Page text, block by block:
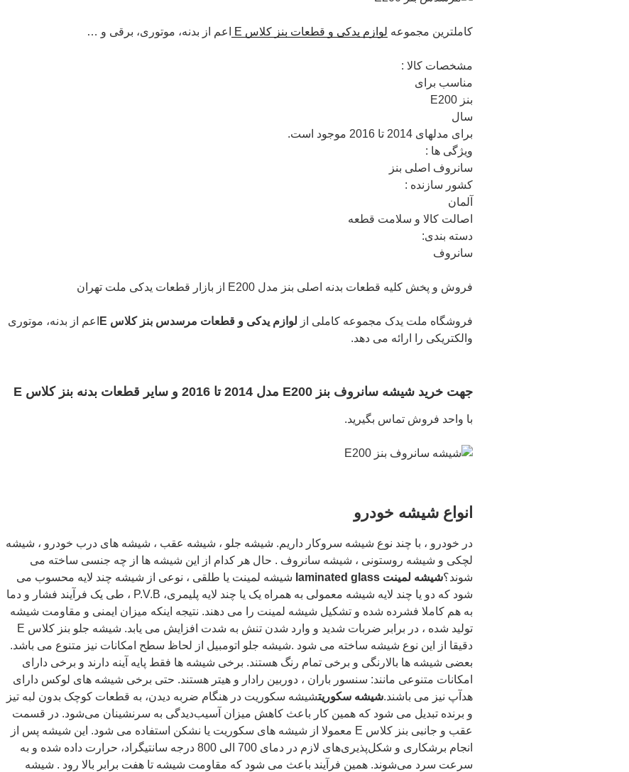
کاملترین مجموعه لوازم یدکی و قطعات بنز کلاس E اعم از بدنه، موتوری، برقی و …
مشخصات کالا :
مناسب برای
بنز E200
سال
برای مدلهای 2014 تا 2016 موجود است.
ویژگی ها :
سانروف اصلی بنز
کشور سازنده :
آلمان
اصالت کالا و سلامت قطعه
دسته بندی:
سانروف
فروش و پخش کلیه قطعات بدنه اصلی بنز مدل E200 از بازار قطعات یدکی ملت تهران
فروشگاه ملت یدک مجموعه کاملی از لوازم یدکی و قطعات مرسدس بنز کلاس E
اعم از بدنه، موتوری
والکتریکی را ارائه می دهد.
جهت خرید شیشه سانروف بنز E200 مدل 2014 تا 2016 و سایر قطعات بدنه بنز کلاس E
با واحد فروش تماس بگیرید.
انواع شیشه خودرو
در خودرو ، با چند نوع شیشه سروکار داریم. شیشه جلو ، شیشه عقب ، شیشه های درب خودرو ، شیشه
لچکی و شیشه روستونی ، شیشه سانروف . حال هر کدام از این شیشه ها از چه جنسی ساخته می
شوند؟شیشه لمینت laminated glass
شیشه لمینت یا طلقی ، نوعی از شیشه چند لایه محسوب می
شود که دو یا چند لایه شیشه معمولی به همراه یک یا چند لایه پلیمری، P.V.B ، طی یک فرآیند فشار و دما
به هم کاملا فشرده شده و تشکیل شیشه لمینت را می دهند. نتیجه اینکه میزان ایمنی و مقاومت شیشه
تولید شده ، در برابر ضربات شدید و وارد شدن تنش‌ به شدت افزایش می یابد. شیشه جلو بنز کلاس E
دقیقا از این نوع شیشه ساخته می شود .شیشه جلو اتومبیل از لحاظ سطح امکانات نیز متنوع می باشد.
بعضی شیشه ها بالارنگی و برخی تمام رنگ هستند. برخی شیشه ها فقط پایه آینه دارند و برخی دارای
امکانات متنوعی مانند: سنسور باران ، دوربین رادار و هیتر هستند. حتی برخی شیشه های لوکس دارای
هدآپ نیز می باشند.شیشه سکوریتشیشه سکوریت در هنگام ضربه دیدن، به قطعات کوچک بدون لبه تیز
و برنده تبدیل می شود که همین کار باعث کاهش میزان آسیب‌دیدگی به سرنشینان می‌شود. در قسمت
عقب و جانبی بنز کلاس E معمولا از شیشه های سکوریت یا نشکن استفاده می شود. این شیشه پس از
انجام برشکاری و شکل‌پذیری‌های لازم در دمای 700 الی 800 درجه سانتیگراد، حرارت داده شده و به
سرعت سرد می‌شوند. همین فرآیند باعث می شود که مقاومت شیشه تا هفت برابر بالا رود . شیشه